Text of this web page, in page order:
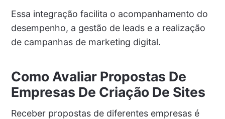
Essa integração facilita o acompanhamento do
desempenho, a gestão de leads e a realização
de campanhas de marketing digital.
Como Avaliar Propostas De
Empresas De Criação De Sites
Receber propostas de diferentes empresas é